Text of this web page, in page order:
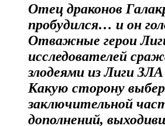
Отец драконов
пробудился… и он
Отважные герои
исследователей
злодеями из Лиги ЗЛА
Какую сторону
заключительной
дополнений,